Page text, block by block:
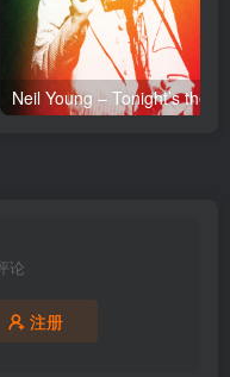
论
注册